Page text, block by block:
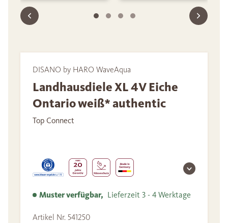
DISANO by HARO WaveAqua
Landhausdiele XL 4V Eiche
Ontario weiß* authentic
Top Connect
Muster verfügbar, Lieferzeit 3 - 4 Werktage
Artikel Nr. 541250